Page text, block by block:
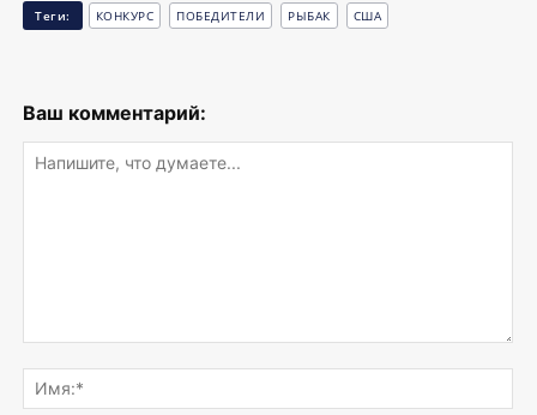
Теги: КОНКУРС ПОБЕДИТЕЛИ РЫБАК США
Ваш комментарий:
что
думаете...